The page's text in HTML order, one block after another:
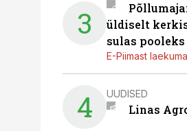
3
üldiselt
sulas pooleks
E-Piimast
4 UUDISED
Linas